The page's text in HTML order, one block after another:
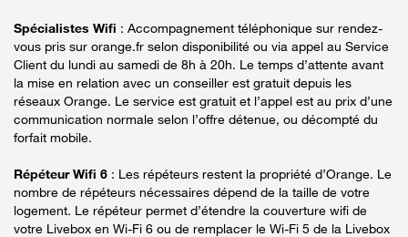
Spécialistes Wifi : Accompagnement téléphonique sur rendez-
vous pris sur orange.fr selon disponibilité ou via appel au Service
Client du lundi au samedi de 8h à 20h. Le temps d’attente avant
la mise en relation avec un conseiller est gratuit depuis les
réseaux Orange. Le service est gratuit et l’appel est au prix d’une
communication normale selon l’offre détenue, ou décompté du
forfait mobile.
Répéteur Wifi 6 : Les répéteurs restent la propriété d’Orange. Le
nombre de répéteurs nécessaires dépend de la taille de votre
logement. Le répéteur permet d’étendre la couverture wifi de
votre Livebox en Wi-Fi 6 ou de remplacer le Wi-Fi 5 de la Livebox